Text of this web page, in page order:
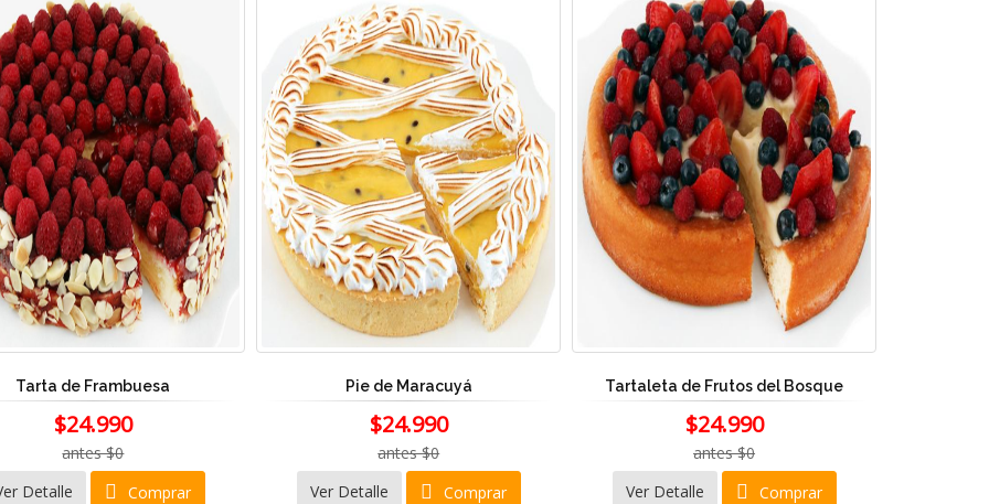
Tarta de Frambuesa
$24.990
antes $0
Detalle
Comprar
Pie de Maracuyá
$24.990
antes $0
Ver Detalle
Comprar
Tartaleta de Frutos del Bosque
$24.990
antes $0
Ver Detalle
Comprar